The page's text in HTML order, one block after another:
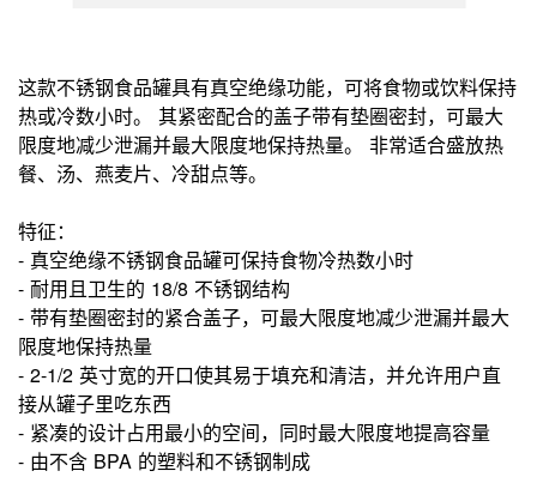
这款不锈钢食品罐具有真空绝缘功能，可将食物或饮料保持
热或冷数小时。 其紧密配合的盖子带有垫圈密封，可最大
限度地减少泄漏并最大限度地保持热量。 非常适合盛放热
餐、汤、燕麦片、冷甜点等。
特征：
- 真空绝缘不锈钢食品罐可保持食物冷热数小时
- 耐用且卫生的 18/8 不锈钢结构
- 带有垫圈密封的紧合盖子，可最大限度地减少泄漏并最大
限度地保持热量
- 2-1/2 英寸宽的开口使其易于填充和清洁，并允许用户直
接从罐子里吃东西
- 紧凑的设计占用最小的空间，同时最大限度地提高容量
- 由不含 BPA 的塑料和不锈钢制成